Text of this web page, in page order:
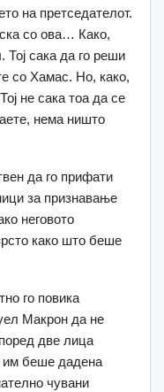
на претседателот.
со ова… Како,
Тој сака да го реши
со Хамас. Но, како,
не сака тоа да се
нема ништо
да го прифати
за признавање
неговото
како што беше
го повика
Макрон да не
две лица
им беше дадена
чувани